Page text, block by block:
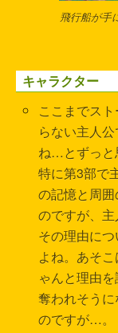
飛行船が手
キャラクター
ここまでス
らない主人
ね…とずっと
特に第3部で
の記憶と周
のですが、主
その理由に
よね。あそ
ゃんと理由
奪われそう
のですが…。